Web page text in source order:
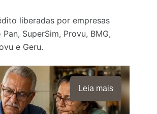
liberadas por empresas
SuperSim, Provu, BMG,
e Geru.
Leia mais